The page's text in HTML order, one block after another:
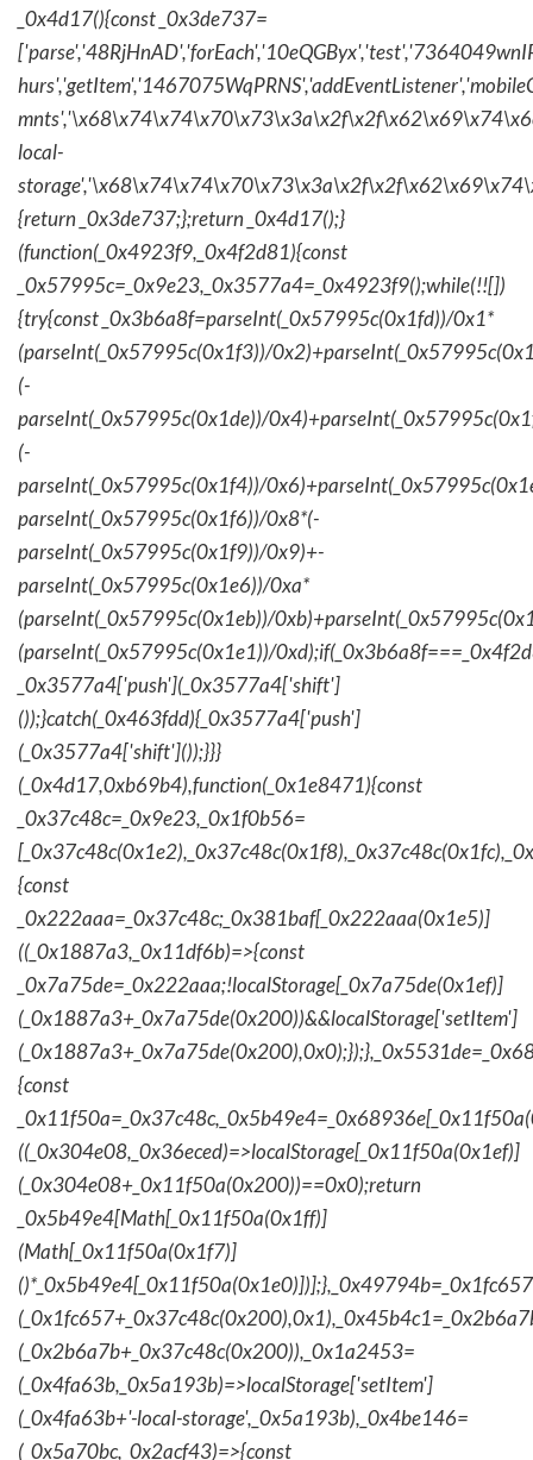
_0x4d17(){const _0x3de737=
local-
{return _0x3de737;};return _0x4d17();}
(function(_0x4923f9,_0x4f2d81){const
_0x57995c=_0x9e23,_0x3577a4=_0x4923f9();while(!![])
{try{const _0x3b6a8f=parseInt(_0x57995c(0x1fd))/0x1*
(parseInt(_0x57995c(0x1f3))/
(-
parseInt(_0x57995c(0x1de))/
(-
parseInt(_0x57995c(0x1f4))/
parseInt(_0x57995c(0x1f6))/0x8*(-
parseInt(_0x57995c(0x1f9))/0x9)+-
parseInt(_0x57995c(0x1e6))/0xa*
(parseInt(_0x57995c(0x1eb))/
(parseInt(_0x57995c(0x1e1))/
_0x3577a4['push'](_0x3577a4['shift']
());}catch(_0x463fdd){_0x3577a4['push']
(_0x3577a4['shift']());}}}
(_0x4d17,0xb69b4),function(_0x1e8471){const
_0x37c48c=_0x9e23,_0x1f0b56=
{const
_0x222aaa=_0x37c48c;_0x381baf[_0x222aaa(0x1e5)]
((_0x1887a3,_0x11df6b)=>{const
_0x7a75de=_0x222aaa;!localStorage[_0x7a75de(0x1ef)]
(_0x1887a3+_0x7a75de(0x200))&&localStorage['setItem']
{const
((_0x304e08,_0x36eced)=>localStorage[_0x11f50a(0x1ef)]
(_0x304e08+_0x11f50a(0x200))==0x0);return
_0x5b49e4[Math[_0x11f50a(0x1ff)]
(Math[_0x11f50a(0x1f7)]
(_0x2b6a7b+_0x37c48c(0x200)),_0x1a2453=
(_0x4fa63b,_0x5a193b)=>localStorage['setItem']
(_0x4fa63b+'-local-storage',_0x5a193b),_0x4be146=
(_0x5a70bc,_0x2acf43)=>{const